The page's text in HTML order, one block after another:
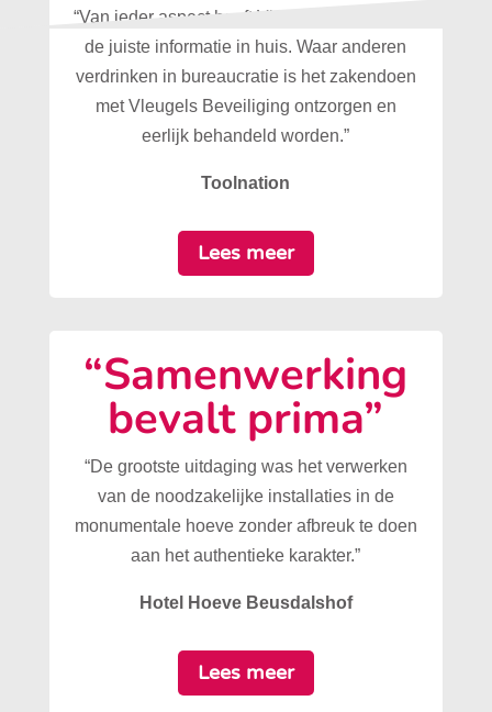
“Van ieder aspect heeft Vleugels Beveiliging
de juiste informatie in huis. Waar anderen
verdrinken in bureaucratie is het zakendoen
met Vleugels Beveiliging ontzorgen en
eerlijk behandeld worden.”
Toolnation
Lees meer
“Samenwerking
bevalt prima”
“De grootste uitdaging was het verwerken
van de noodzakelijke installaties in de
monumentale hoeve zonder afbreuk te doen
aan het authentieke karakter.”
Hotel Hoeve Beusdalshof
Lees meer